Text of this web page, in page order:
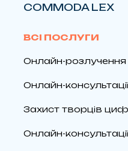
COMMODA LEX
ВСІ ПОСЛУГИ
Онлайн-розлучення
Онлайн-
Захист творців
Онлайн-